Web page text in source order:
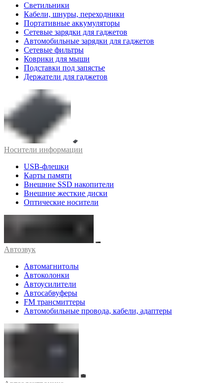
Светильники
Кабели, шнуры, переходники
Портативные аккумуляторы
Сетевые зарядки для гаджетов
Автомобильные зарядки для гаджетов
Сетевые фильтры
Коврики для мыши
Подставки под запястье
Держатели для гаджетов
Носители информации
USB-флешки
Карты памяти
Внешние SSD накопители
Внешние жесткие диски
Оптические носители
Автозвук
Автомагнитолы
Автоколонки
Автоусилители
Автосабвуферы
FM трансмиттеры
Автомобильные провода, кабели, адаптеры